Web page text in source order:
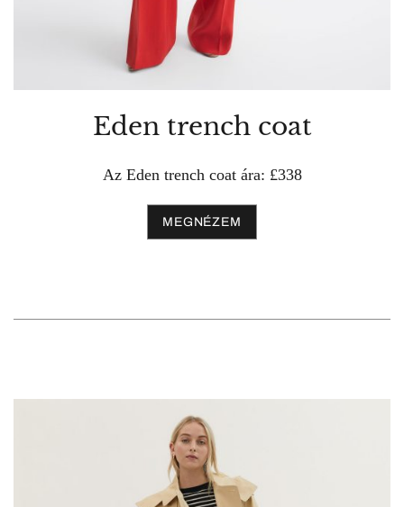
Eden trench coat
Az Eden trench coat ára: £338
MEGNÉZEM